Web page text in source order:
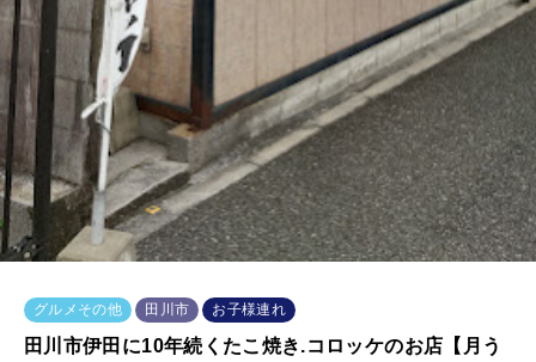
グルメその他 田川市 お子様連れ
田川市伊田に10年続くたこ焼き.コロッケのお店【月う